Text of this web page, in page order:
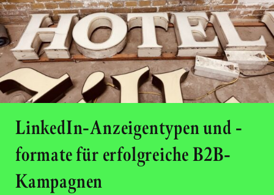
LinkedIn-Anzeigentypen und -
formate für erfolgreiche B2B-
Kampagnen